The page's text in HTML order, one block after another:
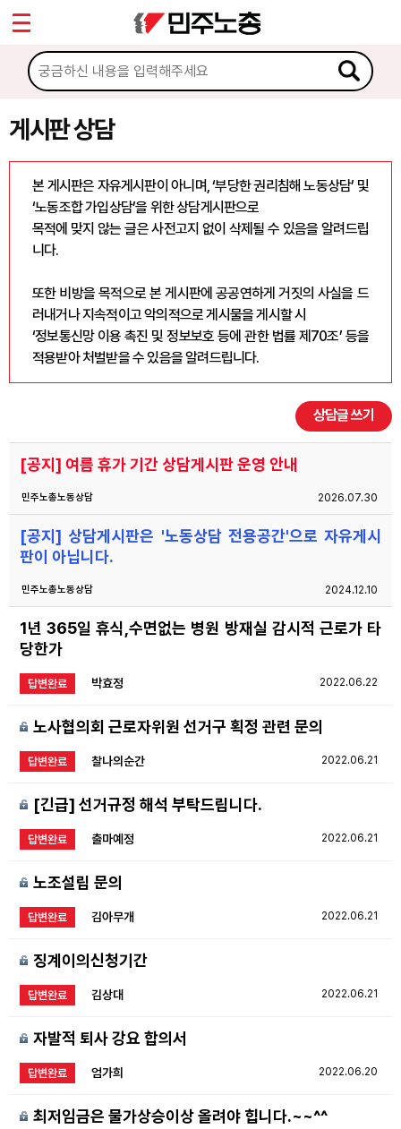
게시판 상담
본 게시판은 자유게시판이 아니며, ‘부당한 권리침해 노동상담’ 및
‘노동조합 가입상담’을 위한 상담게시판으로
목적에 맞지 않는 글은 사전고지 없이 삭제될 수 있음을 알려드립
니다.
또한 비방을 목적으로 본 게시판에 공공연하게 거짓의 사실을 드
러내거나 지속적이고 악의적으로 게시물을 게시할 시
‘정보통신망 이용 촉진 및 정보보호 등에 관한 법률 제70조’ 등을
적용받아 처벌받을 수 있음을 알려드립니다.
상담글 쓰기
[공지] 여름 휴가 기간 상담게시판 운영 안내
2026.07.30
민주노총노동상담
[공지] 상담게시판은 '노동상담 전용공간'으로 자유게시
판이 아닙니다.
2024.12.10
민주노총노동상담
1년 365일 휴식,수면없는 병원 방재실 감시적 근로가 타
당한가
답변완료 2022.06.22
박효정
노사협의회 근로자위원 선거구 획정 관련 문의
답변완료 2022.06.21
찰나의순간
[긴급] 선거규정 해석 부탁드립니다.
답변완료 2022.06.21
출마예정
노조설립 문의
답변완료 2022.06.21
김아무개
징계이의신청기간
답변완료 2022.06.21
김상대
자발적 퇴사 강요 합의서
답변완료 2022.06.20
엄가희
최저임금은 물가상승이상 올려야 힙니다.~~^^
마이페이지
소개
소식
게시판 상담
권리찾기수첩 검색
바로보기
찾아보기
노동조합 가입 안내
전국 노동상담소 안내
업무
Sketchbook5, 스케치북5
Sketchbook5, 스케치북5